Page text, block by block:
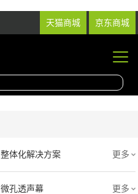
天猫商城 京东商城
整体化解决方案
投影产品
更多
微孔透声幕 更多